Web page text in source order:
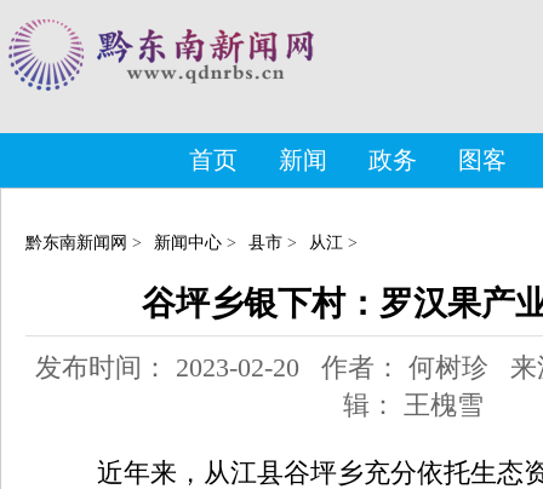
首页 新闻 政务 图客
黔东南新闻网 > 新闻中心 > 县市 > 从江 >
谷坪乡银下村：罗汉果产
发布时间： 2023-02-20 作者： 何树珍 来
辑： 王槐雪
近年来，从江县谷坪乡充分依托生态